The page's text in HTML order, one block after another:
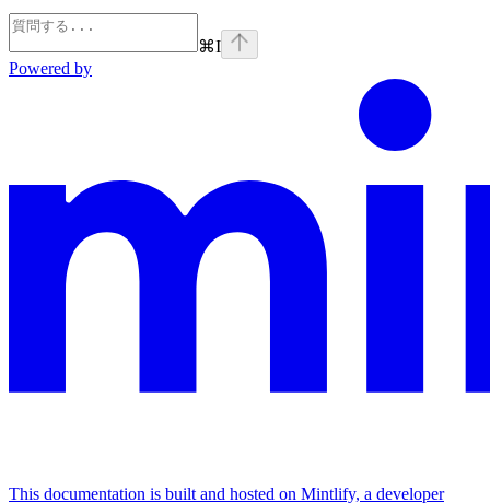
⌘I
Powered by
This documentation is built and hosted on Mintlify, a developer